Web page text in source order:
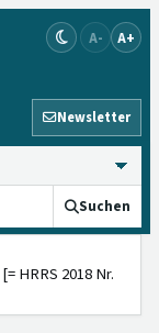
A- A+
Newsletter
Suchen
HRRS 2018 Nr.